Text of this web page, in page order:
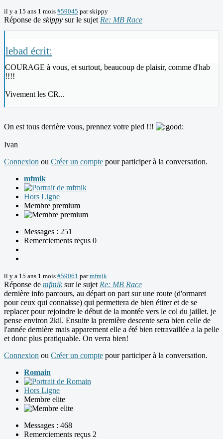
il y a 15 ans 1 mois #59045 parskippy
Réponse de skippy sur le sujet Re: MB Race
lebad écrit:
COURAGE à vous, et surtout, beaucoup de plaisir, comme d'hab
!!!!
Vivement les CR...
On est tous derrière vous, prennez votre pied !!!
Ivan
Connexion ou Créer un compte pour participer à la conversation.
mfmik
Hors Ligne
Membre premium
Messages : 251
Remerciements reçus 0
il y a 15 ans 1 mois #59061 parmfmik
Réponse de mfmiksur le sujet Re: MB Race
dernière info parcours, au départ on part sur une route (d'ormaret
pour ceux qui connaisse) qui permettera de bien étirer et de se
replacer pour rejoindre le début de la montée vers le col du jaillet. je
pense environ 2kil. Ensuite la première descente sera bien celle de
l'année dernière mais apparement elle a été bien retravaillée a la pelle
et donc plus pratiquable. On verra bien!
Connexion ou Créer un compte pour participer à la conversation.
Romain
Hors Ligne
Membre elite
Messages : 468
Remerciements reçus 2